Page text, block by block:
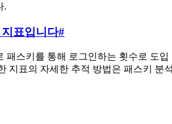
.
표입니다#
스키를 통해 로그인하는 횟수로 도
지표의 자세한 추적 방법은 패스키 분